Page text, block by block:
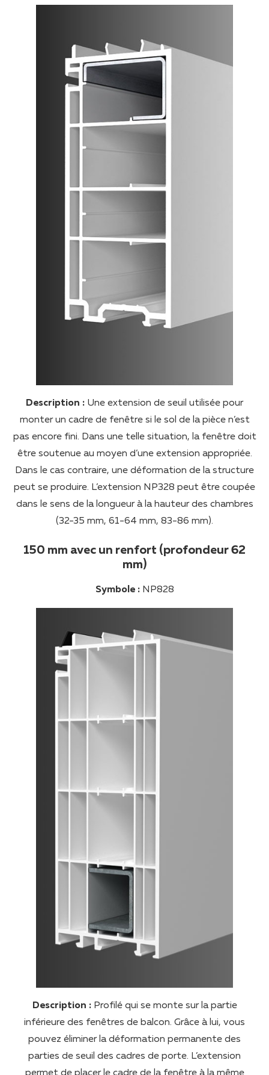
Description : Une extension de seuil utilisée pour
monter un cadre de fenêtre si le sol de la pièce n’est
pas encore fini. Dans une telle situation, la fenêtre doit
être soutenue au moyen d’une extension appropriée.
Dans le cas contraire, une déformation de la structure
peut se produire. L’extension NP328 peut être coupée
dans le sens de la longueur à la hauteur des chambres
(32-35 mm, 61-64 mm, 83-86 mm).
150 mm avec un renfort (profondeur 62
mm)
Symbole :NP828
Description :Profilé qui se monte sur la partie
inférieure des fenêtres de balcon. Grâce à lui, vous
pouvez éliminer la déformation permanente des
parties de seuil des cadres de porte. L’extension